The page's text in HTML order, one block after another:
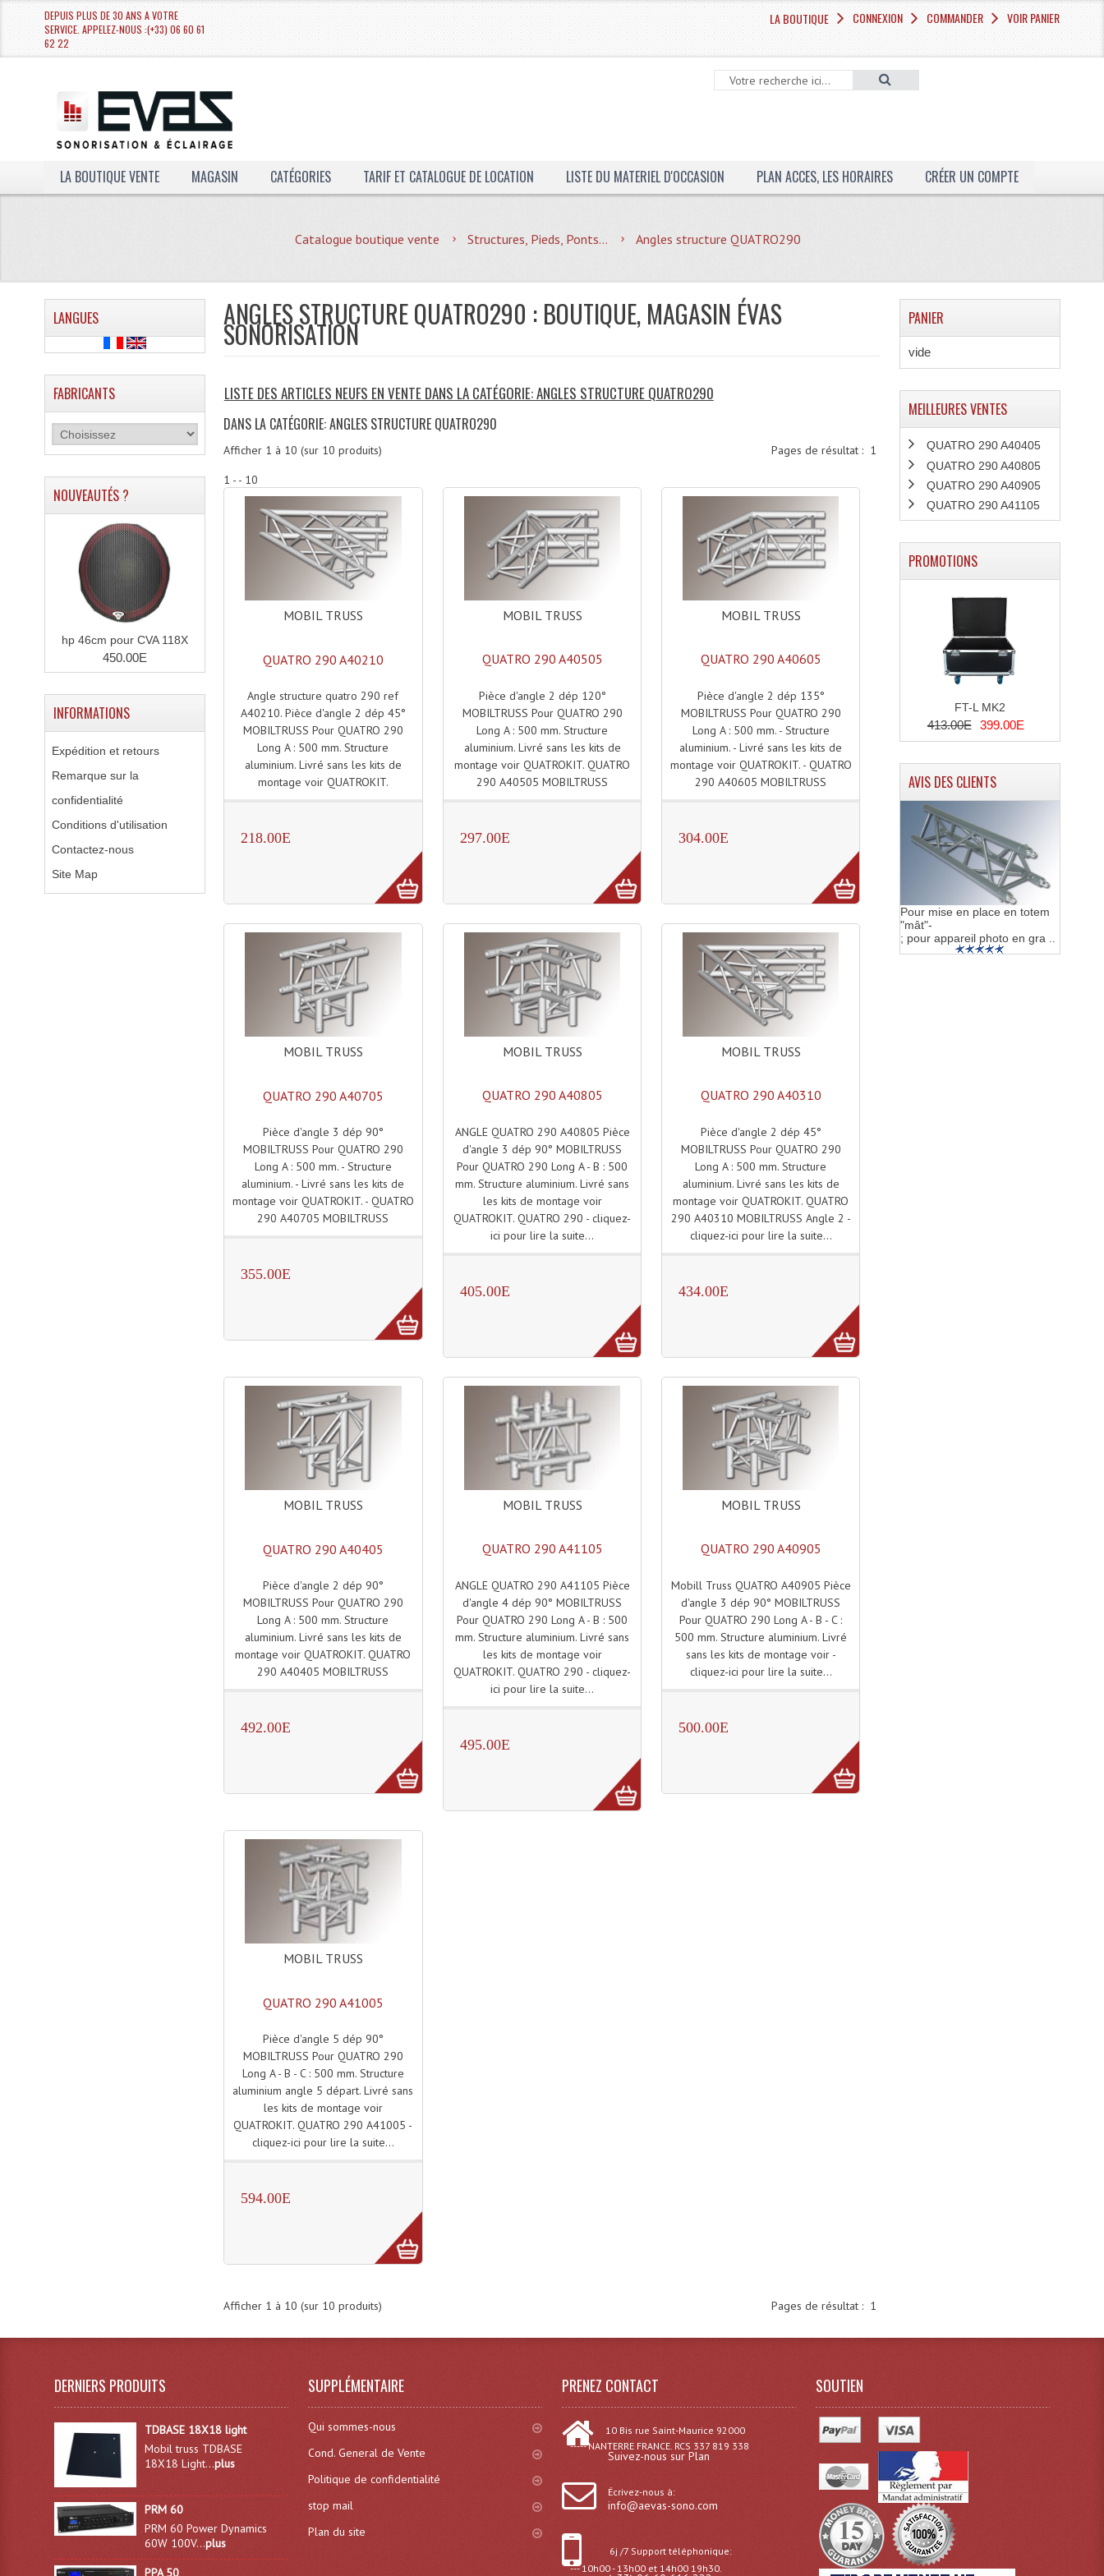
DEPUIS PLUS DE 30 ANS A VOTRE
SERVICE. APPELEZ-NOUS :(+33) 06 60 61
62 22
LA BOUTIQUE CONNEXION COMMANDER VOIR PANIER
LA BOUTIQUE VENTE MAGASIN CATÉGORIES TARIF ET CATALOGUE DE LOCATION LISTE DU MATERIEL D'OCCASION PLAN ACCES, LES HORAIRES CRÉER UN COMPTE
Catalogue boutique vente Structures, Pieds, Ponts... Angles structure QUATRO290
ANGLES STRUCTURE QUATRO290 : BOUTIQUE, MAGASIN ÉVAS
SONORISATION
LISTE DES ARTICLES NEUFS EN VENTE DANS LA CATÉGORIE: ANGLES STRUCTURE QUATRO290
DANS LA CATÉGORIE: ANGLES STRUCTURE QUATRO290
Pages de résultat : 1
Afficher 1 à 10 (sur 10 produits)
1 - - 10
MOBIL TRUSS
QUATRO 290 A40210
Angle structure quatro 290 ref
A40210. Pièce d'angle 2 dép 45°
MOBILTRUSS Pour QUATRO 290
Long A : 500 mm. Structure
aluminium. Livré sans les kits de
montage voir QUATROKIT.
218.00E
MOBIL TRUSS
QUATRO 290 A40505
Pièce d'angle 2 dép 120°
MOBILTRUSS Pour QUATRO 290
Long A : 500 mm. Structure
aluminium. Livré sans les kits de
montage voir QUATROKIT. QUATRO
290 A40505 MOBILTRUSS
297.00E
MOBIL TRUSS
QUATRO 290 A40605
Pièce d'angle 2 dép 135°
MOBILTRUSS Pour QUATRO 290
Long A : 500 mm. - Structure
aluminium. - Livré sans les kits de
montage voir QUATROKIT. - QUATRO
290 A40605 MOBILTRUSS
304.00E
MOBIL TRUSS
QUATRO 290 A40705
Pièce d'angle 3 dép 90°
MOBILTRUSS Pour QUATRO 290
Long A : 500 mm. - Structure
aluminium. - Livré sans les kits de
montage voir QUATROKIT. - QUATRO
290 A40705 MOBILTRUSS
355.00E
MOBIL TRUSS
QUATRO 290 A40805
ANGLE QUATRO 290 A40805 Pièce
d'angle 3 dép 90° MOBILTRUSS
Pour QUATRO 290 Long A - B : 500
mm. Structure aluminium. Livré sans
les kits de montage voir
QUATROKIT. QUATRO 290 - cliquez-
ici pour lire la suite...
405.00E
MOBIL TRUSS
QUATRO 290 A40310
Pièce d'angle 2 dép 45°
MOBILTRUSS Pour QUATRO 290
Long A : 500 mm. Structure
aluminium. Livré sans les kits de
montage voir QUATROKIT. QUATRO
290 A40310 MOBILTRUSS Angle 2 -
cliquez-ici pour lire la suite...
434.00E
MOBIL TRUSS
QUATRO 290 A40405
Pièce d'angle 2 dép 90°
MOBILTRUSS Pour QUATRO 290
Long A : 500 mm. Structure
aluminium. Livré sans les kits de
montage voir QUATROKIT. QUATRO
290 A40405 MOBILTRUSS
492.00E
MOBIL TRUSS
QUATRO 290 A41105
ANGLE QUATRO 290 A41105 Pièce
d'angle 4 dép 90° MOBILTRUSS
Pour QUATRO 290 Long A - B : 500
mm. Structure aluminium. Livré sans
les kits de montage voir
QUATROKIT. QUATRO 290 - cliquez-
ici pour lire la suite...
495.00E
MOBIL TRUSS
QUATRO 290 A40905
Mobill Truss QUATRO A40905 Pièce
d'angle 3 dép 90° MOBILTRUSS
Pour QUATRO 290 Long A - B - C :
500 mm. Structure aluminium. Livré
sans les kits de montage voir -
cliquez-ici pour lire la suite...
500.00E
MOBIL TRUSS
QUATRO 290 A41005
Pièce d'angle 5 dép 90°
MOBILTRUSS Pour QUATRO 290
Long A - B - C : 500 mm. Structure
aluminium angle 5 départ. Livré sans
les kits de montage voir
QUATROKIT. QUATRO 290 A41005 -
cliquez-ici pour lire la suite...
594.00E
Pages de résultat : 1
Afficher 1 à 10 (sur 10 produits)
LANGUES
FABRICANTS
NOUVEAUTÉS ?
hp 46cm pour CVA 118X
450.00E
INFORMATIONS
Expédition et retours
Remarque sur la
confidentialité
Conditions d'utilisation
Contactez-nous
Site Map
PANIER
vide
MEILLEURES VENTES
QUATRO 290 A40405
QUATRO 290 A40805
QUATRO 290 A40905
QUATRO 290 A41105
PROMOTIONS
FT-L MK2
413.00E 399.00E
AVIS DES CLIENTS
Pour mise en place en totem
"mât"-
; pour appareil photo en gra ..
DERNIERS PRODUITS
TDBASE 18X18 light
Mobil truss TDBASE
18X18 Light...plus
PRM 60
PRM 60 Power Dynamics
60W 100V...plus
PPA 50
SUPPLÉMENTAIRE
Qui sommes-nous
Cond. General de Vente
Politique de confidentialité
stop mail
Plan du site
PRENEZ CONTACT
10 Bis rue Saint-Maurice 92000
----- NANTERRE FRANCE. RCS 337 819 338
Suivez-nous sur Plan
Écrivez-nous à:
info@aevas-sono.com
6j /7 Support téléphonique:
--- 10h00 - 13h00 et 14h00 19h30.
SOUTIEN